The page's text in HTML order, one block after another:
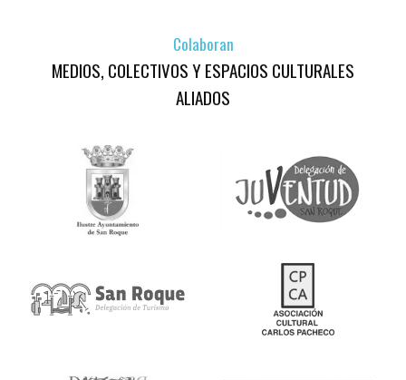
Colaboran
MEDIOS, COLECTIVOS Y ESPACIOS CULTURALES
ALIADOS